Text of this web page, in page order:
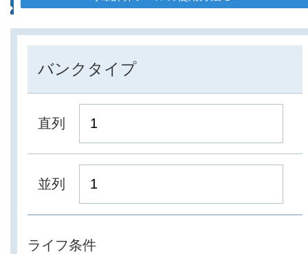
バンクタイプ
直列
並列
ライフ条件